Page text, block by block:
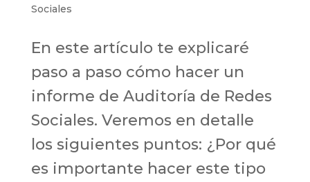
Sociales
En este artículo te explicaré
paso a paso cómo hacer un
informe de Auditoría de Redes
Sociales. Veremos en detalle
los siguientes puntos: ¿Por qué
es importante hacer este tipo